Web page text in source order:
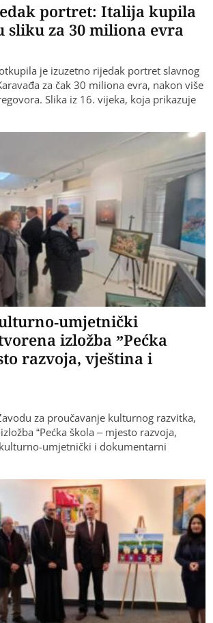
portret: Italija kupila
sliku za 30 miliona evra
je izuzetno rijedak portret slavnog
za čak 30 miliona evra, nakon više
Slika iz 16. vijeka, koja prikazuje
umjetnički
izložba ”Pećka
razvoja, vještina i
za proučavanje kulturnog razvitka,
“Pećka škola – mjesto razvoja,
umjetnički i dokumentarni